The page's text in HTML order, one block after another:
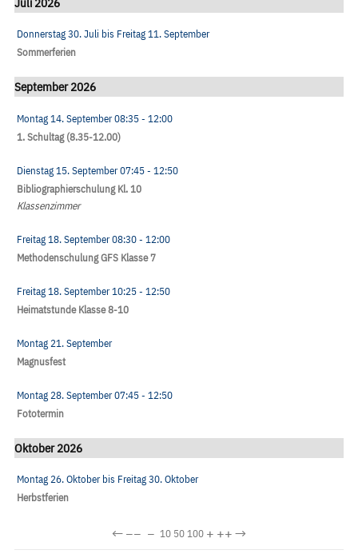
Donnerstag 30. Juli bis Freitag 11. September
Sommerferien
September 2026
Montag 14. September08:35- 12:00
1. Schultag (8.35-12.00)
Dienstag 15. September07:45- 12:50
Bibliographierschulung Kl. 10
Klassenzimmer
Freitag 18. September08:30- 12:00
Methodenschulung GFS Klasse 7
Freitag 18. September10:25- 12:50
Heimatstunde Klasse 8-10
Montag 21. September
Magnusfest
Montag 28. September07:45- 12:50
Fototermin
Oktober 2026
Montag 26. Oktoberbis Freitag 30. Oktober
Herbstferien
←−− − 10 50100 + ++→